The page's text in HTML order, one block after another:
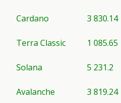
Cardano 3 830.14
Terra Classic 1 085.65
Solana 5 231.2
Avalanche 3 819.24